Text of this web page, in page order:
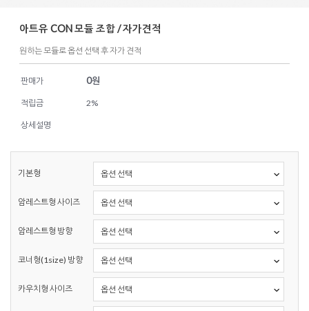
아트유 CON 모듈 조합 / 자가견적
원하는 모듈로 옵션 선택 후 자가 견적
판매가 0원
적립금 2%
상세설명
기본형
암레스트형 사이즈
암레스트형 방향
코너형(1size) 방향
카우치형 사이즈